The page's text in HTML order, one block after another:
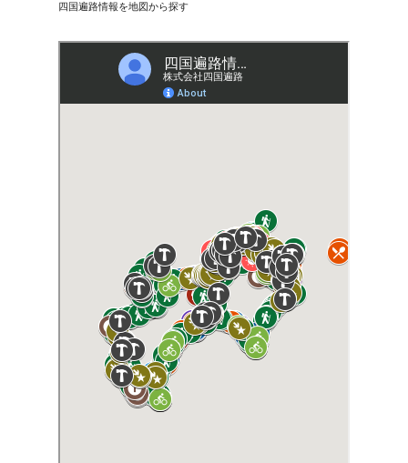
四国遍路情報を地図から探す